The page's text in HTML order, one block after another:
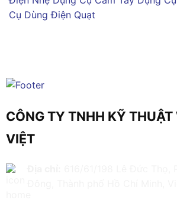
Cụ Dùng Điện Quạt
CÔNG TY TNHH KỸ THUẬT
VIỆT